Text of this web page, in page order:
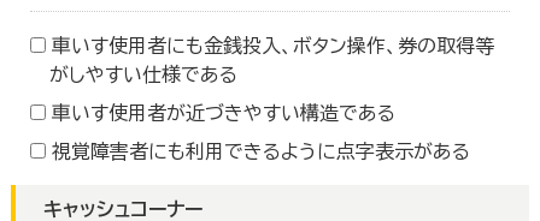
車いす使用者にも金銭投入、ボタン操作、券の取得等
がしやすい仕様である
車いす使用者が近づきやすい構造である
視覚障害者にも利用できるように点字表示がある
キャッシュコーナー